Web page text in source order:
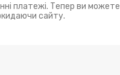
платежі. Тепер ви можете
сайту.